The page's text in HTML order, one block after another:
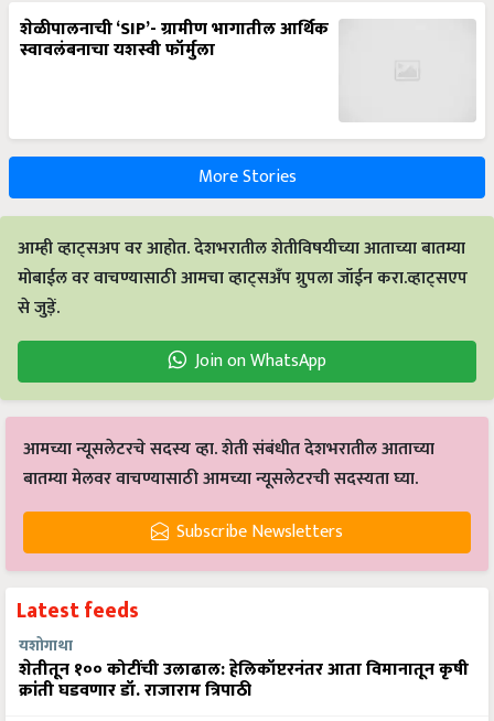
शेळीपालनाची ‘SIP’- ग्रामीण भागातील आर्थिक
स्वावलंबनाचा यशस्वी फॉर्मुला
More Stories
आम्ही व्हाट्सअप वर आहोत. देशभरातील शेतीविषयीच्या आताच्या बातम्या
मोबाईल वर वाचण्यासाठी आमचा व्हाट्सअँप ग्रुपला जॉईन करा.व्हाट्सएप
से जुड़ें.
Join on WhatsApp
आमच्या न्यूसलेटरचे सदस्य व्हा. शेती संबंधीत देशभरातील आताच्या
बातम्या मेलवर वाचण्यासाठी आमच्या न्यूसलेटरची सदस्यता घ्या.
Subscribe Newsletters
Latest feeds
यशोगाथा
शेतीतून १०० कोटींची उलाढाल: हेलिकॉप्टरनंतर आता विमानातून कृषी
क्रांती घडवणार डॉ. राजाराम त्रिपाठी